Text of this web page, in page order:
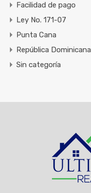
Facilidad de pago
Ley No. 171-07
Punta Cana
República Dominicana
Sin categoría